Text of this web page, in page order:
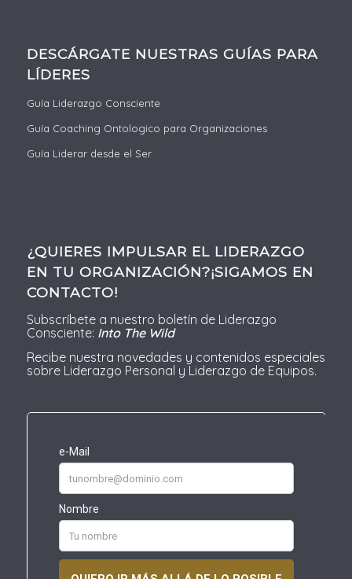
DESCÁRGATE NUESTRAS GUÍAS PARA
LÍDERES
Guía Liderazgo Consciente
Guía Coaching Ontologico para Organizaciones
Guía Liderar desde el Ser
¿QUIERES IMPULSAR EL LIDERAZGO
EN TU ORGANIZACIÓN?¡SIGAMOS EN
CONTACTO!
Subscríbete a nuestro boletín de Liderazgo
Consciente: Into The Wild
Recibe nuestra novedades y contenidos especiales
sobre Liderazgo Personal y Liderazgo de Equipos.